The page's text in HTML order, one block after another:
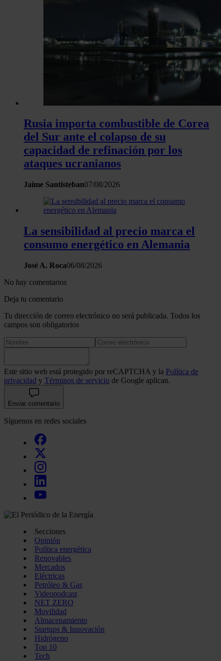
y los anuncios, ofrecer funciones de redes sociales y
tráfico. Además, compartimos información sobre el uso que
sitio web con nuestros partners de redes sociales,
análisis web, quienes pueden combinarla con otra
haya proporcionado o que hayan recopilado a partir del uso
hecho de sus servicios.
Rusia importa combustible de Corea
del Sur ante el colapso de su
capacidad de refinación por los
ataques ucranianos
Jaime Santisteban07/08/2026
La sensibilidad al precio marca el
consumo energético en Alemania
José A. Roca06/08/2026
No hay comentarios
Deja tu comentario
Tu dirección de correo electrónico no será publicada. Todos los
campos son obligatorios
Este sitio web está protegido por reCAPTCHA y la Política de
privacidad y Términos de servicio de Google aplican.
Enviar comentario
Síguenos en redes sociales
Secciones
Opinión
Política energética
Renovables
Mercados
Eléctricas
Petróleo & Gas
Videopodcast
NET ZERO
Movilidad
Almacenamiento
Startups & Innovación
Hidrógeno
Top 10
Tech